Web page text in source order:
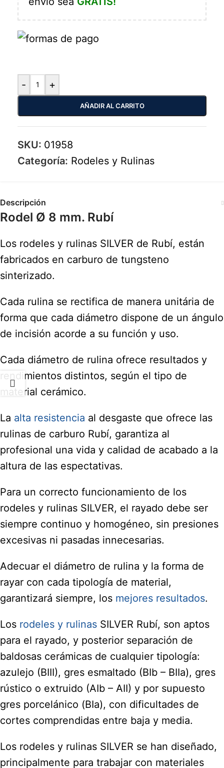
- +
AÑADIR AL CARRITO
SKU: 01958
Categoría: Rodeles y Rulinas
Descripción
Rodel Ø 8 mm. Rubí
Los rodeles y rulinas SILVER de Rubí, están
fabricados en carburo de tungsteno
sinterizado.
Cada rulina se rectifica de manera unitária de
forma que cada diámetro dispone de un ángulo
de incisión acorde a su función y uso.
Cada diámetro de rulina ofrece resultados y
rendimientos distintos, según el tipo de
material cerámico.
La alta resistencia al desgaste que ofrece las
rulinas de carburo Rubí, garantiza al
profesional una vida y calidad de acabado a la
altura de las espectativas.
Para un correcto funcionamiento de los
rodeles y rulinas SILVER, el rayado debe ser
siempre continuo y homogéneo, sin presiones
excesivas ni pasadas innecesarias.
Adecuar el diámetro de rulina y la forma de
rayar con cada tipología de material,
garantizará siempre, los mejores resultados.
Los rodeles y rulinas SILVER Rubí, son aptos
para el rayado, y posterior separación de
baldosas cerámicas de cualquier tipología:
azulejo (BIII), gres esmaltado (BIb – BIIa), gres
rústico o extruido (AIb – AII) y por supuesto
gres porcelánico (BIa), con dificultades de
cortes comprendidas entre baja y media.
Los rodeles y rulinas SILVER se han diseñado,
principalmente para trabajar con materiales